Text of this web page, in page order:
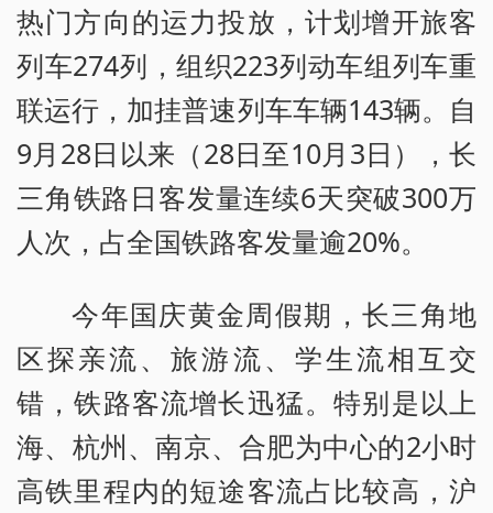
热门方向的运力投放，计划增开旅客
列车274列，组织223列动车组列车重
联运行，加挂普速列车车辆143辆。自
9月28日以来（28日至10月3日），长
三角铁路日客发量连续6天突破300万
人次，占全国铁路客发量逾20%。
今年国庆黄金周假期，长三角地
区探亲流、旅游流、学生流相互交
错，铁路客流增长迅猛。特别是以上
海、杭州、南京、合肥为中心的2小时
高铁里程内的短途客流占比较高，沪